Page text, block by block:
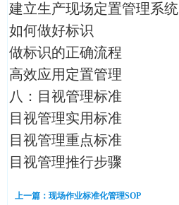
建立生产现场定置管理系统
如何做好标识
做标识的正确流程
高效应用定置管理
八：目视管理标准
目视管理实用标准
目视管理重点标准
目视管理推行步骤
上一篇：现场作业标准化管理SOP